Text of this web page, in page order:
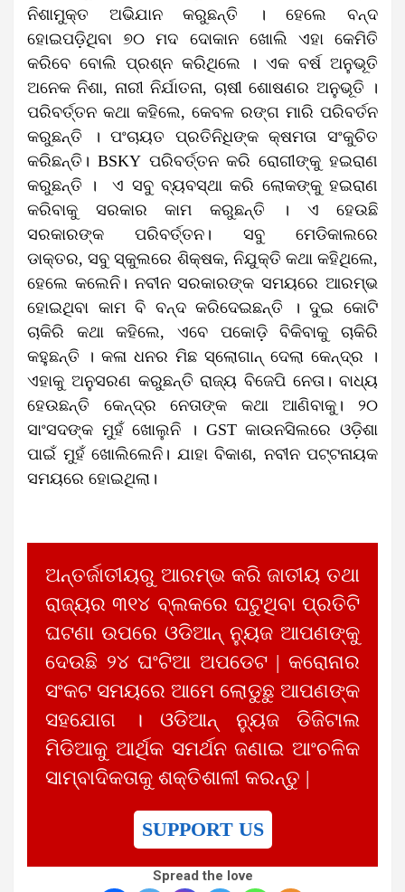
ନିଶାମୁକ୍ତ ଅଭିଯାନ କରୁଛନ୍ତି । ହେଲେ ବନ୍ଦ
ହୋଇପଡ଼ିଥିବା ୭୦ ମଦ ଦୋକାନ ଖୋଲି ଏହା କେମିତି
କରିବେ ବୋଲି ପ୍ରଶ୍ନ କରିଥିଲେ । ଏକ ବର୍ଷ ଅନୁଭୂତି
ଅନେକ ନିଶା, ନାରୀ ନିର୍ଯାତନା, ଚାଷୀ ଶୋଷଣର ଅନୁଭୂତି ।
ପରିବର୍ତ୍ତନ କଥା କହିଲେ, କେବଳ ରଙ୍ଗ ମାରି ପରିବର୍ତନ
କରୁଛନ୍ତି । ପଂଚାୟତ ପ୍ରତିନିଧିଙ୍କ କ୍ଷମତା ସଂକୁଚିତ
କରିଛନ୍ତି। BSKY ପରିବର୍ତ୍ତନ କରି ରୋଗୀଙ୍କୁ ହଇରାଣ
କରୁଛନ୍ତି । ଏ ସବୁ ବ୍ୟବସ୍ଥା କରି ଲୋକଙ୍କୁ ହଇରାଣ
କରିବାକୁ ସରକାର କାମ କରୁଛନ୍ତି । ଏ ହେଉଛି
ସରକାରଙ୍କ ପରିବର୍ତ୍ତନ। ସବୁ ମେଡିକାଲରେ
ଡାକ୍ତର,ସବୁ ସ୍କୁଲରେ ଶିକ୍ଷକ, ନିଯୁକ୍ତି କଥା କହିଥିଲେ,
ହେଲେ କଲେନି। ନବୀନ ସରକାରଙ୍କ ସମୟରେ ଆରମ୍ଭ
ହୋଇଥିବା କାମ ବି ବନ୍ଦ କରିଦେଇଛନ୍ତି । ଦୁଇ କୋଟି
ଚାକିରି କଥା କହିଲେ, ଏବେ ପକୋଡ଼ି ବିକିବାକୁ ଚାକିରି
କହୁଛନ୍ତି । କଳା ଧନର ମିଛ ସ୍ଲୋଗାନ୍ ଦେଲା କେନ୍ଦ୍ର ।
ଏହାକୁ ଅନୁସରଣ କରୁଛନ୍ତି ରାଜ୍ୟ ବିଜେପି ନେତା। ବାଧ୍ୟ
ହେଉଛନ୍ତି କେନ୍ଦ୍ର ନେତାଙ୍କ କଥା ଆଣିବାକୁ। ୨୦
ସାଂସଦଙ୍କ ମୁହଁ ଖୋଲୁନି । GSTକାଉନସିଲରେ ଓଡ଼ିଶା
ପାଇଁ ମୁହଁ ଖୋଲିଲେନି। ଯାହା ବିକାଶ, ନବୀନ ପଟ୍ଟନାୟକ
ସମୟରେ ହୋଇଥିଲା।
ଅନ୍ତର୍ଜାତୀୟରୁ ଆରମ୍ଭ କରି ଜାତୀୟ ତଥା
ରାଜ୍ୟର ୩୧୪ ବ୍ଲକରେ ଘଟୁଥିବା ପ୍ରତିଟି
ଘଟଣା ଉପରେ ଓଡିଆନ୍ ନ୍ୟୁଜ ଆପଣଙ୍କୁ
ଦେଉଛି ୨୪ ଘଂଟିଆ ଅପଡେଟ | କରୋନାର
ସଂକଟ ସମୟରେ ଆମେ ଲୋଡୁଛୁ ଆପଣଙ୍କ
ସହଯୋଗ । ଓଡିଆନ୍ ନ୍ୟୁଜ ଡିଜିଟାଲ
ମିଡିଆକୁ ଆର୍ଥିକ ସମର୍ଥନ ଜଣାଇ ଆଂଚଳିକ
ସାମ୍ବାଦିକତାକୁ ଶକ୍ତିଶାଳୀ କରନ୍ତୁ |
SUPPORT US
Spread the love